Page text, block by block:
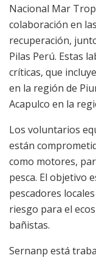
Nacional Mar
colaboración en
recuperación,
Pilas Perú. Estas
críticas, que
en la región de
Acapulco en la
Los voluntarios
están
como motores,
pesca. El objetivo
pescadores
riesgo para el
bañistas.
Sernanp está